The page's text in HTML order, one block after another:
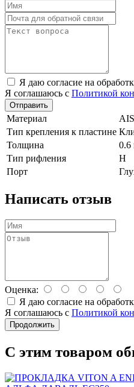
Я даю согласие на
Я соглашаюсь с Политикой
Отправить
Материал
Тип крепления к пластине
Толщина
0.6
Тип рифления
H
Порт
Написать отзыв
Оценка:
Я даю согласие на
Я соглашаюсь с Политикой
Продолжить
С этим товаром